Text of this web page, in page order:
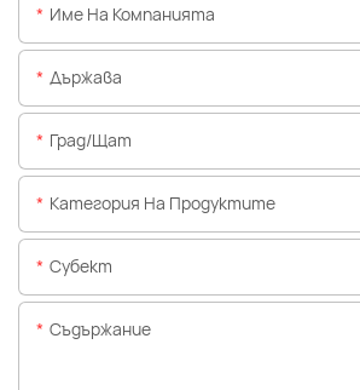
Име На Компанията
Държава
Град/щат
Категория На Продуктите
Субект
Съдържание